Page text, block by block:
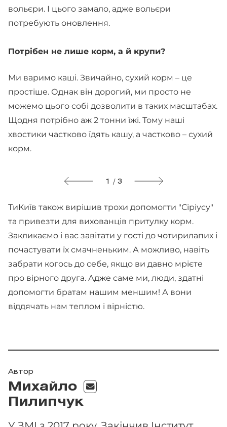
вольєри. І цього замало, адже вольєри
потребують оновлення.
Потрібен не лише корм, а й крупи?
Ми варимо каші. Звичайно, сухий корм – це
простіше. Однак він дорогий, ми просто не
можемо цього собі дозволити в таких масштабах.
Щодня потрібно аж 2 тонни їжі. Тому наші
хвостики частково їдять кашу, а частково – сухий
корм.
1 / 3
ТиКиїв також вирішив трохи допомогти "Сіріусу"
та привезти для вихованців притулку корм.
Закликаємо і вас завітати у гості до чотирилапих і
почастувати їх смачненьким. А можливо, навіть
забрати когось до себе, якщо ви давно мрієте
про вірного друга. Адже саме ми, люди, здатні
допомогти братам нашим меншим! А вони
віддячать нам теплом і вірністю.
Автор
Михайло
Пилипчук